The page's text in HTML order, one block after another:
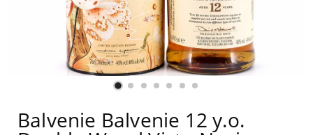
Balvenie Balvenie 12 y.o.